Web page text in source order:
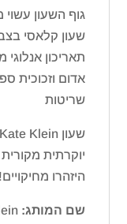
גוף השעון
שעון קלאסי
תאריכון
אדום וזכוכית
שריטות
יוקרתית
היזהרו מחיקויים!
שם המותג: Kate Klein